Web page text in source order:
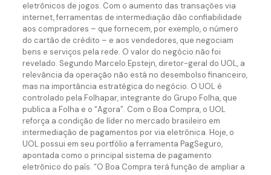
eletrônicos de jogos. Com o aumento das transações via
internet, ferramentas de intermediação dão confiabilidade
aos compradores – que fornecem, por exemplo, o número
do cartão de crédito – e aos vendedores, que negociam
bens e serviços pela rede. O valor do negócio não foi
revelado. Segundo Marcelo Epstejn, diretor-geral do UOL, a
relevância da operação não está no desembolso financeiro,
mas na importância estratégica do negócio. O UOL é
controlado pela Folhapar, integrante do Grupo Folha, que
publica a Folha e o “Agora”. Com o Boa Compra, o UOL
reforça a condição de líder no mercado brasileiro em
intermediação de pagamentos por via eletrônica. Hoje, o
UOL possui em seu portfólio a ferramenta PagSeguro,
apontada como o principal sistema de pagamento
eletrônico do país. “O Boa Compra terá função de ampliar a